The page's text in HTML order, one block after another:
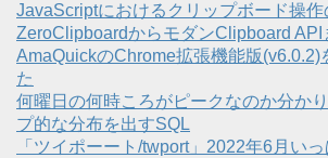
JavaScriptにおけるクリップボード操作
ZeroClipboardからモダンClipboard API
AmaQuickのChrome拡張機能版(v6.0.2)
た
何曜日の何時ころがピークなのか分か
プ的な分布を出すSQL
「ツイポーート/twport」2022年6月い